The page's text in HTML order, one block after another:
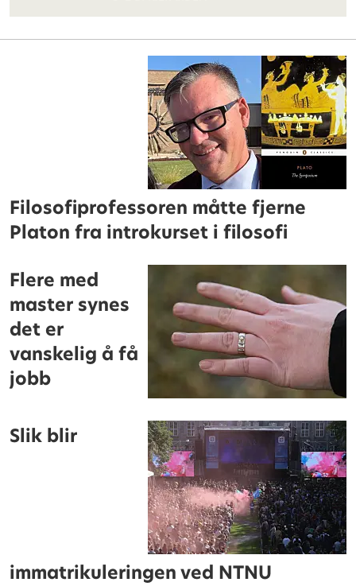
Filosofiprofessoren måtte fjerne
Platon fra introkurset i filosofi
Flere med
master synes
det er
vanskelig å få
jobb
Slik blir
immatrikuleringen ved NTNU